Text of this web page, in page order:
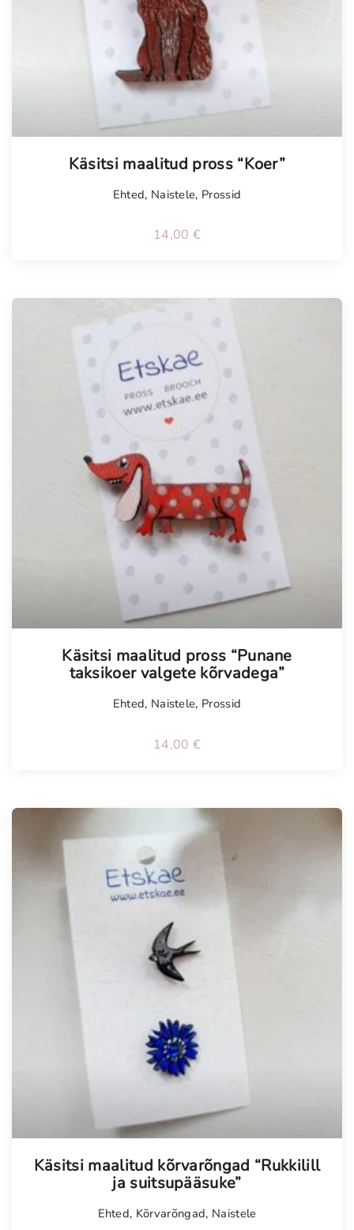
Käsitsi maalitud pross “Koer”
Ehted, Naistele, Prossid
14,00 €
Käsitsi maalitud pross “Punane
taksikoer valgete kõrvadega”
Ehted, Naistele, Prossid
14,00 €
Käsitsi maalitud kõrvarõngad “Rukkilill
ja suitsupääsuke”
Ehted, Kõrvarõngad, Naistele